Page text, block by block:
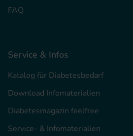
FAQ
Service & Infos
Katalog für Diabetesbedarf
Download Infomaterialien
Diabetesmagazin feelfree
Service- & Infomaterialien